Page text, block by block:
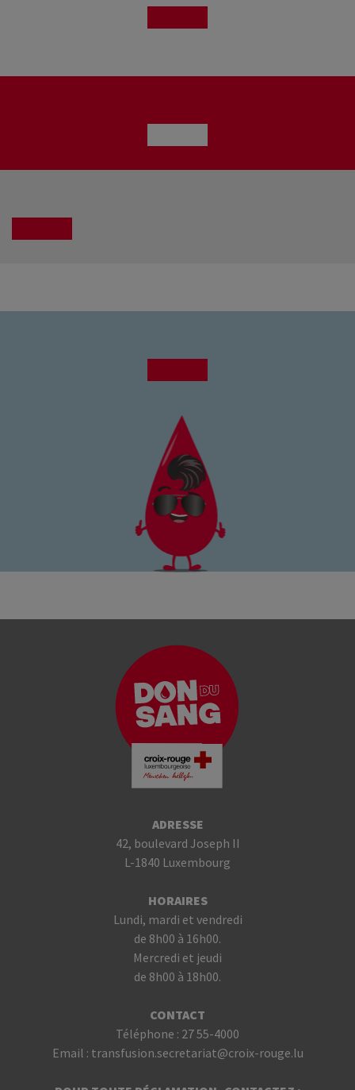
ADRESSE
42, boulevard Joseph II
L-1840 Luxembourg
HORAIRES
Lundi, mardi et vendredi
de 8h00 à 16h00.
Mercredi et jeudi
de 8h00 à 18h00.
CONTACT
Téléphone : 27 55-4000
Email : transfusion.secretariat@croix-rouge.lu